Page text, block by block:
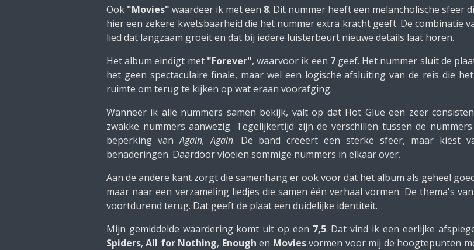
Ook "Movies" waardeer ik met een 8. Dit nummer heeft een melancholische sfeer
hier een zekere kwetsbaarheid die het nummer extra kracht geeft. De combinatie
lied dat langzaam groeit en dat bij iedere luisterbeurt nieuwe details laat horen.
Het album eindigt met "Forever", waarvoor ik een 7geef. Het nummer sluit de
het geen spectaculaire finale, maar wel een logische afsluiting van de reis die
ruimte om terug te kijken op wat eraan voorafging.
Wanneer ik alle nummers samen bekijk, valt op dat Hot Glue een zeer
zwakke nummers aanwezig. Tegelijkertijd zijn de verschillen tussen de
beperking vanAgain, Again. De band creëert een sterke sfeer, maar kiest
benaderingen. Daardoor vloeien sommige nummers in elkaar over.
Aan de andere kant zorgt die samenhang er ook voor dat het album als geheel
maar naar een verzameling liedjes die samen één verhaal vormen. De thema's
voortdurend terug. Dat geeft de plaat een duidelijke identiteit.
Mijn gemiddelde waardering komt uit op een 7,5. Dat vind ik een eerlijke
Spiders,All for Nothing, Enough en Moviesvormen voor mij de hoogtepunten